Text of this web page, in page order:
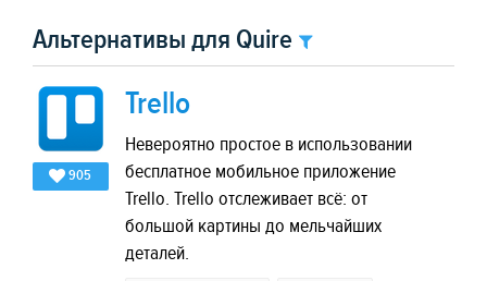
Альтернативы для Quire
905
Trello
Невероятно простое в использовании
бесплатное мобильное приложение
Trello. Trello отслеживает всё: от
большой картины до мельчайших
деталей.